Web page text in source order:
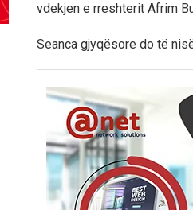
vdekjen e rreshterit Afrim
Seanca gjyqësore do të